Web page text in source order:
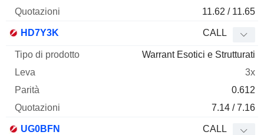
11.62 / 11.65
HD7Y3K CALL
Warrant Esotici e Strutturati
3x
0.612
7.14 / 7.16
UG0BFN CALL